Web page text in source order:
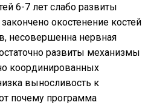
6-7 лет слабо развиты
окостенение костей
несовершенна нервная
развиты механизмы
координированных
выносливость к
почему программа